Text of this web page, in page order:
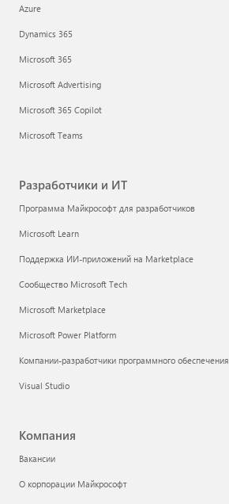
Azure
Dynamics 365
Microsoft 365
Microsoft Advertising
Microsoft 365 Copilot
Microsoft Teams
Разработчики и ИТ
Программа Майкрософт для разработчиков
Microsoft Learn
Поддержка ИИ-приложений на Marketplace
Сообщество Microsoft Tech
Microsoft Marketplace
Microsoft Power Platform
Компании-разработчики программного обеспечения
Visual Studio
Компания
Вакансии
О корпорации Майкрософт